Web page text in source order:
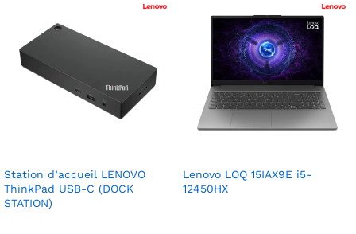
Station d’accueil LENOVO
ThinkPad USB-C (DOCK
STATION)
Lenovo LOQ 15IAX9E i5-
12450HX